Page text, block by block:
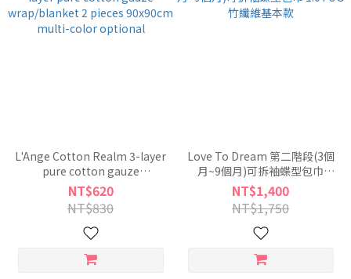
L'Ange Cotton Realm 3-layer
pure cotton gauze
wrap/blanket 2 pieces
90x90cm multi-color
optional
NT$620
NT$830
Love To Dream 第二階段(3個
月~9個月)可拆袖蝶型包巾
1.0TOG竹纖維基本款
NT$1,400
NT$1,750